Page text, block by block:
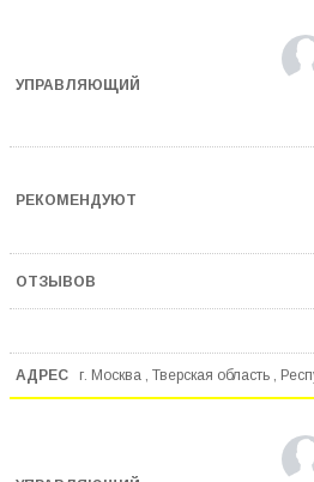
г. Москва , Тверская область ,